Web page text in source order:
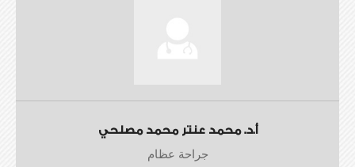
أ.د. محمد عنتر محمد مصلحي
جراحة عظام